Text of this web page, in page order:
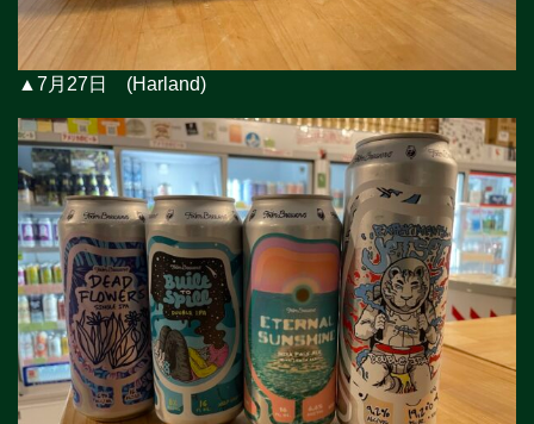
▲7月27日 (Harland)